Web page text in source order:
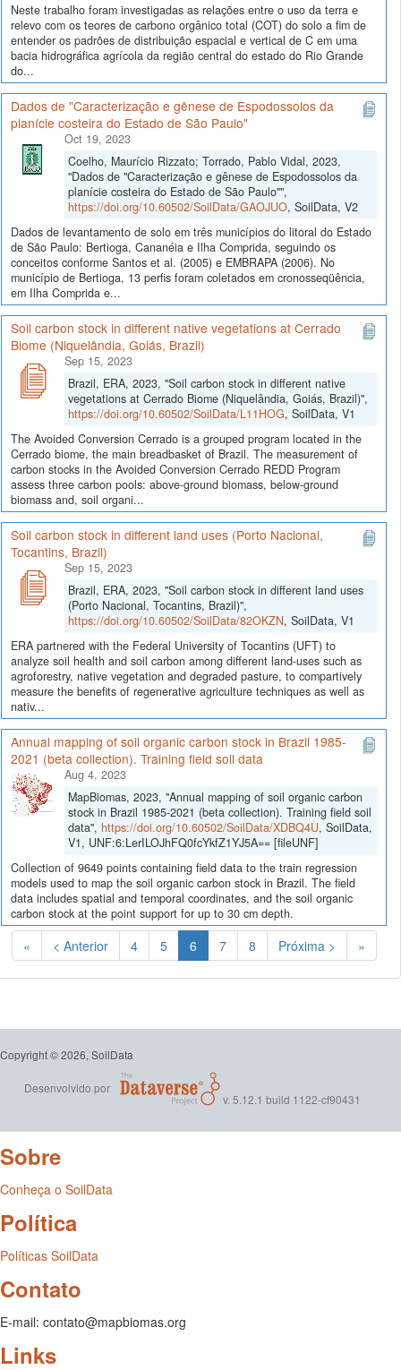
Neste trabalho foram investigadas as relações entre o uso da terra e
relevo com os teores de carbono orgânico total (COT) do solo a fim de
entender os padrões de distribuição espacial e vertical de C em uma
bacia hidrográfica agrícola da região central do estado do Rio Grande
do...
Dados de "Caracterização e gênese de Espodossolos da
planície costeira do Estado de São Paulo"
Oct 19, 2023
Coelho, Maurício Rizzato; Torrado, Pablo Vidal, 2023,
"Dados de "Caracterização e gênese de Espodossolos da
planície costeira do Estado de São Paulo"",
https://doi.org/10.60502/SoilData/GAOJUO, SoilData, V2
Dados de levantamento de solo em três municípios do litoral do Estado
de São Paulo: Bertioga, Cananéia e Ilha Comprida, seguindo os
conceitos conforme Santos et al. (2005) e EMBRAPA (2006). No
município de Bertioga, 13 perfis foram coletados em cronosseqüência,
em Ilha Comprida e...
Soil carbon stock in different native vegetations at Cerrado
Biome (Niquelândia, Goiás, Brazil)
Sep 15, 2023
Brazil, ERA, 2023, "Soil carbon stock in different native
vegetations at Cerrado Biome (Niquelândia, Goiás, Brazil)",
https://doi.org/10.60502/SoilData/L11HOG, SoilData, V1
The Avoided Conversion Cerrado is a grouped program located in the
Cerrado biome, the main breadbasket of Brazil. The measurement of
carbon stocks in the Avoided Conversion Cerrado REDD Program
assess three carbon pools: above-ground biomass, below-ground
biomass and, soil organi...
Soil carbon stock in different land uses (Porto Nacional,
Tocantins, Brazil)
Sep 15, 2023
Brazil, ERA, 2023, "Soil carbon stock in different land uses
(Porto Nacional, Tocantins, Brazil)",
https://doi.org/10.60502/SoilData/82OKZN, SoilData, V1
ERA partnered with the Federal University of Tocantins (UFT) to
analyze soil health and soil carbon among different land-uses such as
agroforestry, native vegetation and degraded pasture, to compartively
measure the benefits of regenerative agriculture techniques as well as
nativ...
Annual mapping of soil organic carbon stock in Brazil 1985-
2021 (beta collection). Training field soil data
Aug 4, 2023
MapBiomas, 2023, "Annual mapping of soil organic carbon
stock in Brazil 1985-2021 (beta collection). Training field soil
data", https://doi.org/10.60502/SoilData/XDBQ4U, SoilData,
V1, UNF:6:LerILOJhFQ0fcYkfZ1YJ5A== [fileUNF]
Collection of 9649 points containing field data to the train regression
models used to map the soil organic carbon stock in Brazil. The field
data includes spatial and temporal coordinates, and the soil organic
carbon stock at the point support for up to 30 cm depth.
« < Anterior 4 5 6(Atual)
7 8 Próxima > »
Copyright © 2026, SoilData
Desenvolvido por
v. 5.12.1 build 1122-cf90431
Sobre
Conheça o SoilData
Política
Políticas SoilData
Contato
E-mail: contato@mapbiomas.org
Links